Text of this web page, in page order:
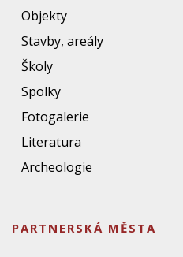
Objekty
Stavby, areály
Školy
Spolky
Fotogalerie
Literatura
Archeologie
PARTNERSKÁ MĚSTA